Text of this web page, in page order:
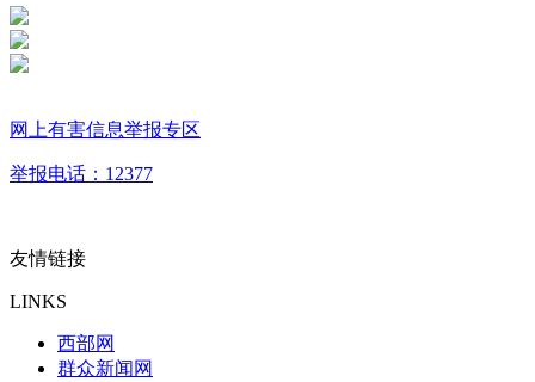
网上有害信息举报专区
举报电话：12377
友情链接
LINKS
西部网
群众新闻网